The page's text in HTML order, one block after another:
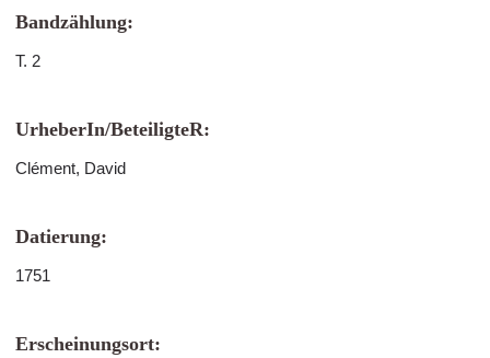
Bandzählung:
T. 2
UrheberIn/BeteiligteR:
Clément, David
Datierung:
1751
Erscheinungsort: